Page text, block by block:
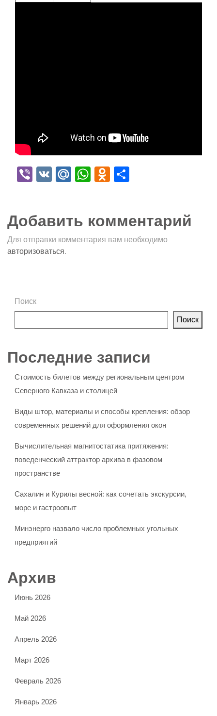
Viber
VK Mail.Ru
WhatsApp
Odnoklassniki
Добавить комментарий
Для отправки комментария вам необходимо
авторизоваться.
Поиск
Поиск
Последние записи
Стоимость билетов между региональным центром
Северного Кавказа и столицей
Виды штор, материалы и способы крепления: обзор
современных решений для оформления окон
Вычислительная магнитостатика притяжения:
поведенческий аттрактор архива в фазовом
пространстве
Сахалин и Курилы весной: как сочетать экскурсии,
море и гастроопыт
Минэнерго назвало число проблемных угольных
предприятий
Архив
Июнь 2026
Май 2026
Апрель 2026
Март 2026
Февраль 2026
Январь 2026